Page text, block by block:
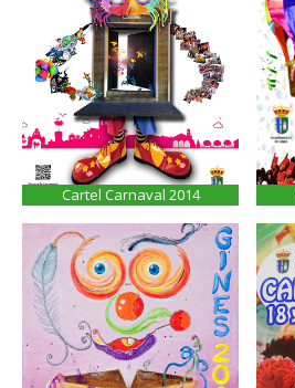
Cartel Carnaval 2014